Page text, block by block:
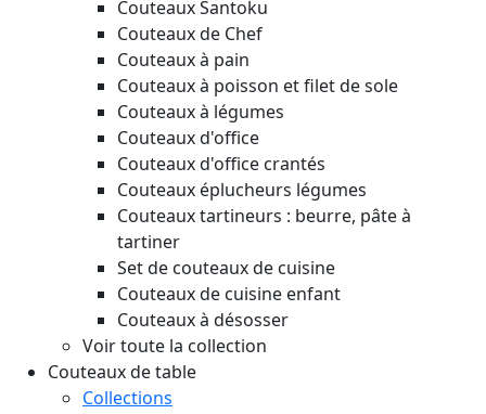
Couteaux Santoku
Couteaux de Chef
Couteaux à pain
Couteaux à poisson et filet de sole
Couteaux à légumes
Couteaux d'office
Couteaux d'office crantés
Couteaux éplucheurs légumes
Couteaux tartineurs : beurre, pâte à
tartiner
Set de couteaux de cuisine
Couteaux de cuisine enfant
Couteaux à désosser
Voir toute la collection
Couteaux de table
Collections